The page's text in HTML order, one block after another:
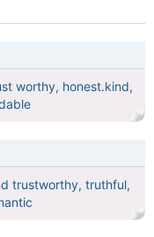
worthy, honest.kind,
trustworthy, truthful,